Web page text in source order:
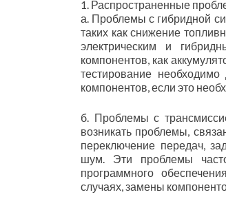
1. Распространенные
а. Проблемы с гибридной
таких как снижение
электрическим и
компонентов, как
тестирование
компонентов, если это
б. Проблемы с
возникать проблемы,
переключение передач,
шум. Эти проблемы
программного
случаях, замены